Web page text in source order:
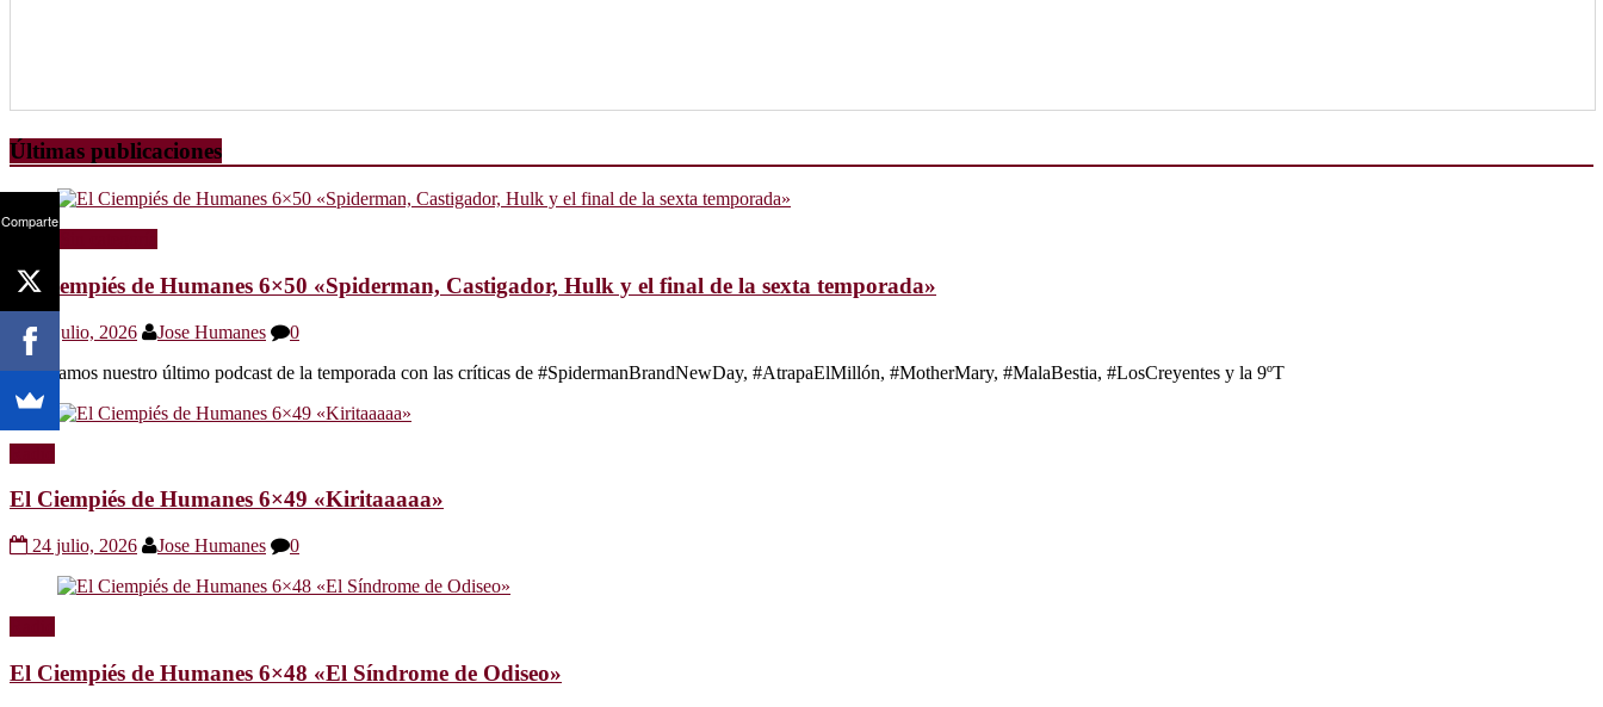
Últimas publicaciones
El Ciempiés de Humanes 6×50 «Spiderman, Castigador, Hulk y el final de la sexta temporada»
30 julio, 2026 Jose Humanes
0
Os dejamos nuestro último podcast de la temporada con las críticas de #SpidermanBrandNewDay, #AtrapaElMillón, #MotherMary, #MalaBestia, #LosCreyentes y la 9ºT
El Ciempiés de Humanes 6×49 «Kiritaaaaa»
24 julio, 2026 Jose Humanes 0
El Ciempiés de Humanes 6×48 «El Síndrome de Odiseo»
Comparte